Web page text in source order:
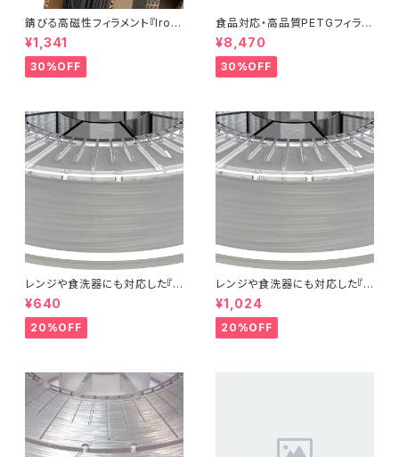
錆びる高磁性フィラメント『Iron
-filled Metal Composite P
LA』：お試しサンプル 10M
¥1,341
30%OFF
食品対応・高品質PETGフィラメ
ント『EasyFil ePETG（Bambu
Coil）』
¥8,470
30%OFF
レンジや食洗器にも対応した『C
entaur PP』：お試しサンプル 5
M
¥640
20%OFF
レンジや食洗器にも対応した『C
entaur PP』：お試しサンプル 1
0M
¥1,024
20%OFF